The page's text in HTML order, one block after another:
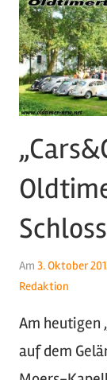
Am 3. Oktober
Redaktion
Am heutigen
auf dem